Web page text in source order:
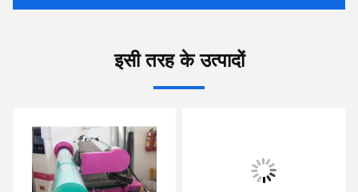
इसी तरह के उत्पादों